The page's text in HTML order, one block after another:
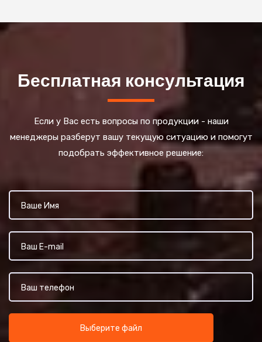
Бесплатная консультация
Если у Вас есть вопросы по продукции - наши
менеджеры разберут вашу текущую ситуацию и помогут
подобрать эффективное решение:
Выберите файл